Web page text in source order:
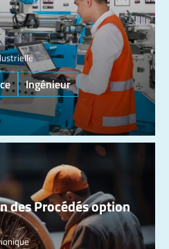
Ingénieur
des Procédés option